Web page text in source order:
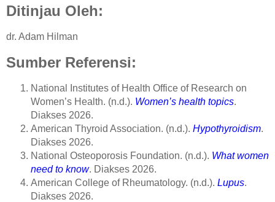
Ditinjau Oleh:
dr. Adam Hilman
Sumber Referensi:
National Institutes of Health Office of Research on
Women’s Health. (n.d.). Women’s health topics.
Diakses 2026.
American Thyroid Association. (n.d.). Hypothyroidism.
Diakses 2026.
National Osteoporosis Foundation. (n.d.). What women
need to know. Diakses 2026.
American College of Rheumatology. (n.d.). Lupus.
Diakses 2026.